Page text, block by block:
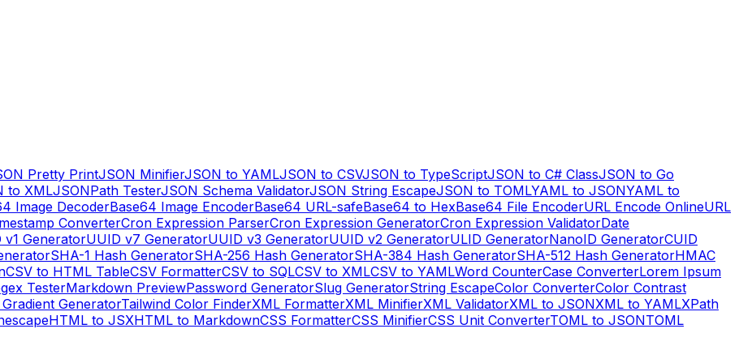
Pretty PrintJSON MinifierJSON to YAMLJSON to CSVJSON to TypeScriptJSON to C# ClassJSON to Go
to XMLJSONPath TesterJSON Schema ValidatorJSON String EscapeJSON to TOMLYAML to JSONYAML to
Image DecoderBase64 Image EncoderBase64 URL-safeBase64 to HexBase64 File EncoderURL Encode OnlineURL
ConverterCron Expression ParserCron Expression GeneratorCron Expression ValidatorDate
v1 GeneratorUUID v7 GeneratorUUID v3 GeneratorUUID v2 GeneratorULID GeneratorNanoID GeneratorCUID
SHA-1 Hash GeneratorSHA-256 Hash GeneratorSHA-384 Hash GeneratorSHA-512 Hash GeneratorHMAC
CSV to HTML TableCSV FormatterCSV to SQLCSV to XMLCSV to YAMLWord CounterCase ConverterLorem Ipsum
TesterMarkdown PreviewPassword GeneratorSlug GeneratorString EscapeColor ConverterColor Contrast
Gradient GeneratorTailwind Color FinderXML FormatterXML MinifierXML ValidatorXML to JSONXML to YAMLXPath
HTML to JSXHTML to MarkdownCSS FormatterCSS MinifierCSS Unit ConverterTOML to JSONTOML